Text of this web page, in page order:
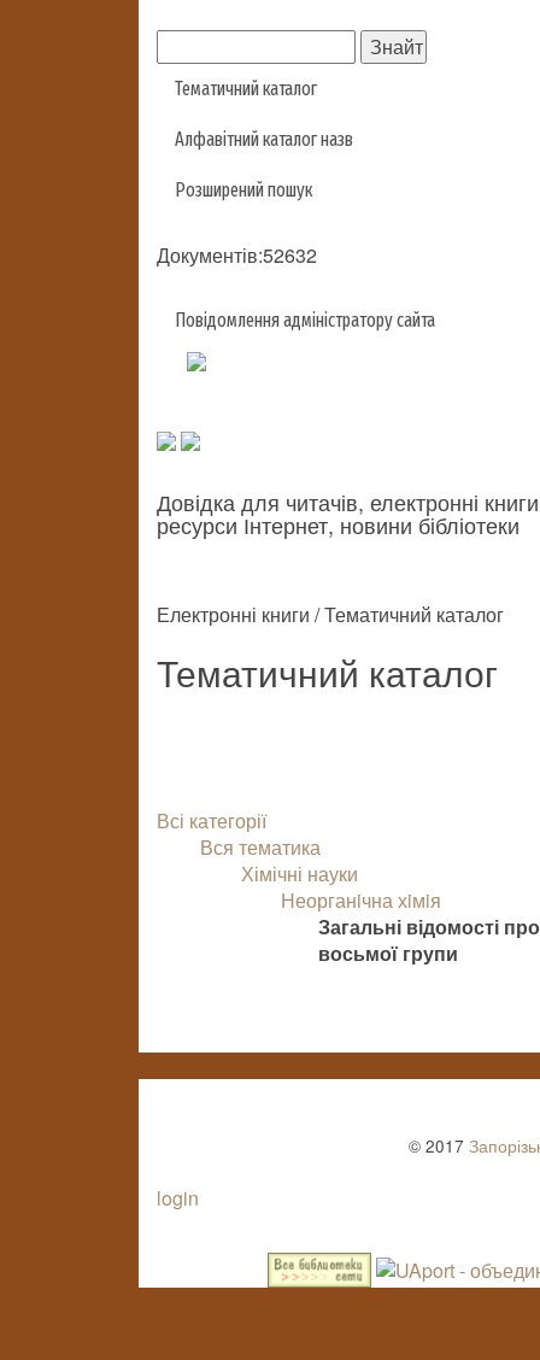
Тематичний каталог
Алфавітний каталог назв
Розширений пошук
Документів:52632
Повідомлення адміністратору сайта
Довідка для читачів, електронні
ресурси Інтернет, новини бібліотеки
Електронні книги / Тематичний каталог
Тематичний каталог
Всі категорії
Вся тематика
Хімічні науки
Неорганiчна хiмiя
Загальні відомості
восьмої групи
© 2017
login